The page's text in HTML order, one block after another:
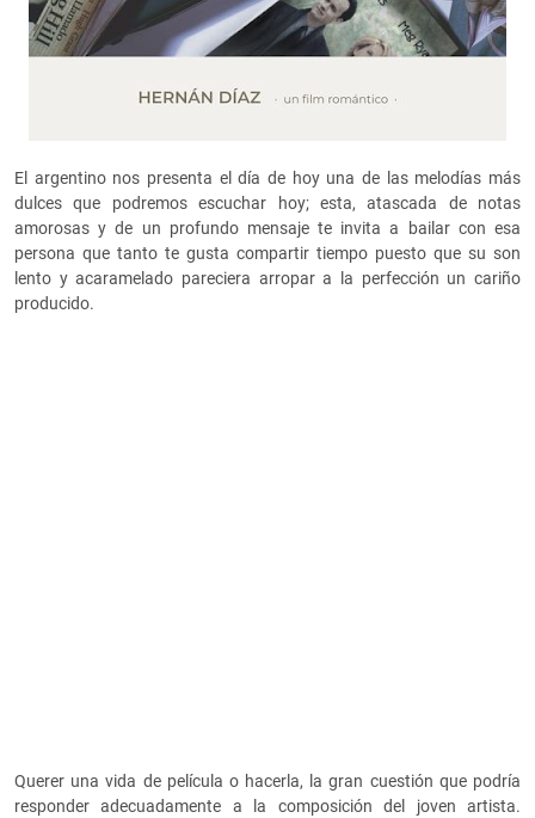
El argentino nos presenta el día de hoy una de las melodías más
dulces que podremos escuchar hoy; esta, atascada de notas
amorosas y de un profundo mensaje te invita a bailar con esa
persona que tanto te gusta compartir tiempo puesto que su son
lento y acaramelado pareciera arropar a la perfección un cariño
producido.
Querer una vida de película o hacerla, la gran cuestión que podría
responder adecuadamente a la composición del joven artista.